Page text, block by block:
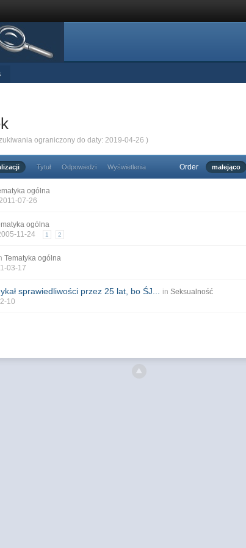
ograniczony do daty: 2019-04-26 )
Tytuł Odpowiedzi Wyświetlenia Order malejąco
ogólna
07-26
ogólna
11-24 1 2
Tematyka ogólna
03-17
sprawiedliwości przez 25 lat, bo ŚJ... in Seksualność
10